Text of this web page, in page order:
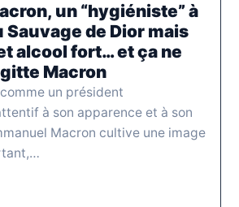
un “hygiéniste” à
Sauvage de Dior mais
alcool fort… et ça ne
Macron
un président
à son apparence et à son
Macron cultive une image